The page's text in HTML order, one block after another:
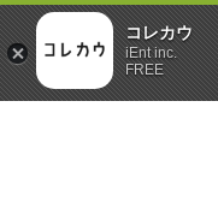
コレカウ
iEnt inc.
FREE